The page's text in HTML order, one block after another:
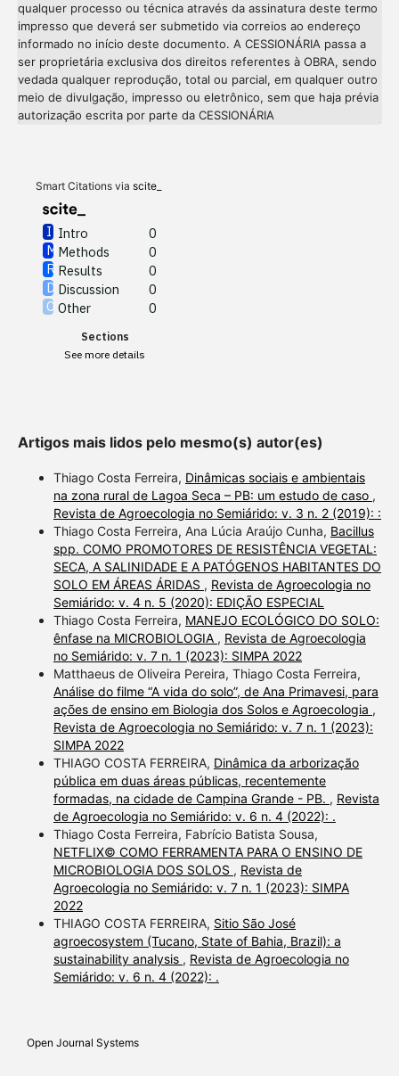
qualquer processo ou técnica através da assinatura deste termo
impresso que deverá ser submetido via correios ao endereço
informado no início deste documento. A CESSIONÁRIA passa a
ser proprietária exclusiva dos direitos referentes à OBRA, sendo
vedada qualquer reprodução, total ou parcial, em qualquer outro
meio de divulgação, impresso ou eletrônico, sem que haja prévia
autorização escrita por parte da CESSIONÁRIA
Smart Citations via scite_
Intro
0
Methods
0
Results
0
Discussion
0
Other
0
Sections
See more details
Intro
contrasts the cited claim, and
a label indicating in which
section the citation was
made.
Artigos mais lidos pelo mesmo(s) autor(es)
Thiago Costa Ferreira, Dinâmicas sociais e ambientais
na zona rural de Lagoa Seca – PB: um estudo de caso ,
Revista de Agroecologia no Semiárido: v. 3 n. 2 (2019): :
Thiago Costa Ferreira, Ana Lúcia Araújo Cunha, Bacillus
spp. COMO PROMOTORES DE RESISTÊNCIA VEGETAL:
SECA, A SALINIDADE E A PATÓGENOS HABITANTES DO
SOLO EM ÁREAS ÁRIDAS , Revista de Agroecologia no
Semiárido: v. 4 n. 5 (2020): EDIÇÃO ESPECIAL
Thiago Costa Ferreira, MANEJO ECOLÓGICO DO SOLO:
ênfase na MICROBIOLOGIA , Revista de Agroecologia
no Semiárido: v. 7 n. 1 (2023): SIMPA 2022
Matthaeus de Oliveira Pereira, Thiago Costa Ferreira,
Análise do filme “A vida do solo”, de Ana Primavesi, para
ações de ensino em Biologia dos Solos e Agroecologia ,
Revista de Agroecologia no Semiárido: v. 7 n. 1 (2023):
SIMPA 2022
THIAGO COSTA FERREIRA, Dinâmica da arborização
pública em duas áreas públicas, recentemente
formadas, na cidade de Campina Grande - PB. , Revista
de Agroecologia no Semiárido: v. 6 n. 4 (2022): .
Thiago Costa Ferreira, Fabrício Batista Sousa,
NETFLIX© COMO FERRAMENTA PARA O ENSINO DE
MICROBIOLOGIA DOS SOLOS , Revista de
Agroecologia no Semiárido: v. 7 n. 1 (2023): SIMPA
2022
THIAGO COSTA FERREIRA, Sitio São José
agroecosystem (Tucano, State of Bahia, Brazil): a
sustainability analysis , Revista de Agroecologia no
Semiárido: v. 6 n. 4 (2022): .
Open Journal Systems